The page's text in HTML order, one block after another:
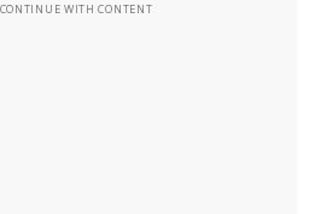
CONTINUE WITH CONTENT